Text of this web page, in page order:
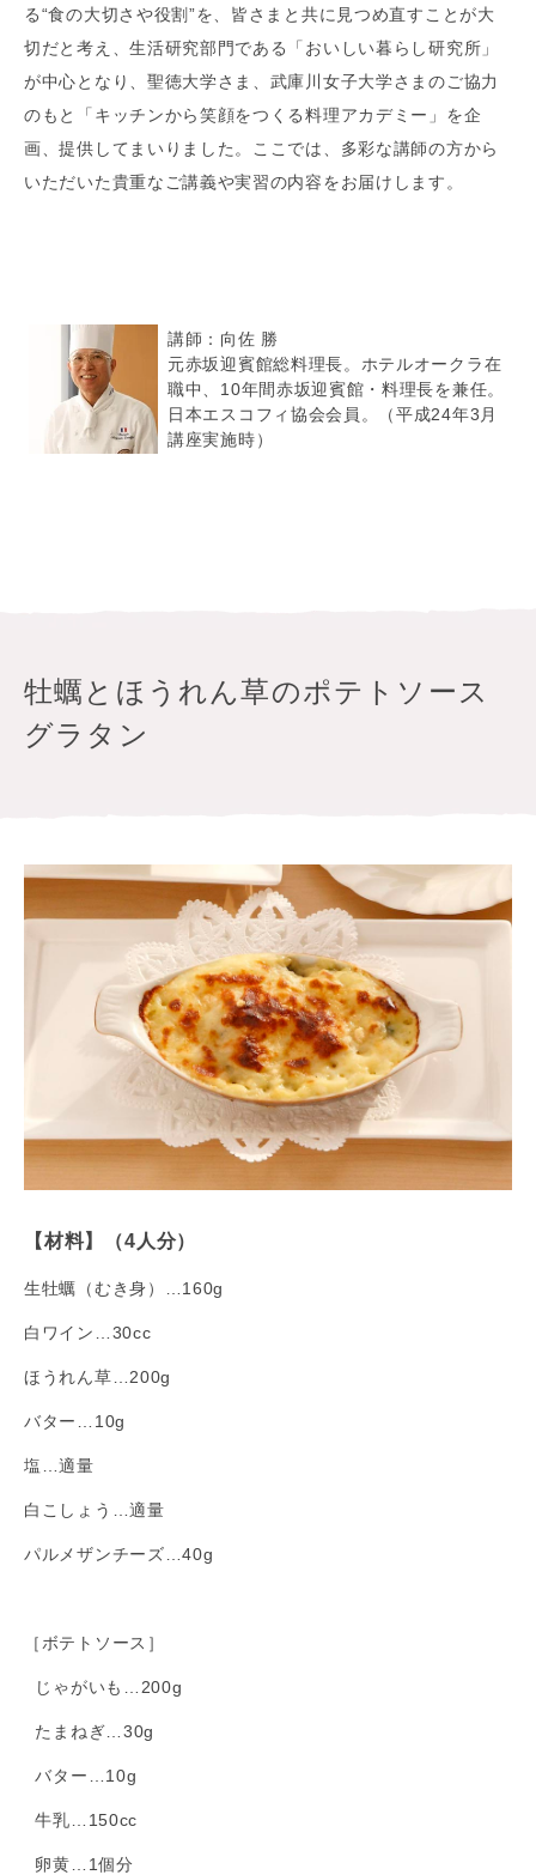
る“食の大切さや役割”を、皆さまと共に見つめ直すことが大
切だと考え、生活研究部門である「おいしい暮らし研究所」
が中心となり、聖徳大学さま、武庫川女子大学さまのご協力
のもと「キッチンから笑顔をつくる料理アカデミー」を企
画、提供してまいりました。ここでは、多彩な講師の方から
いただいた貴重なご講義や実習の内容をお届けします。
講師：向佐 勝
元赤坂迎賓館総料理長。ホテルオークラ在
職中、10年間赤坂迎賓館・料理長を兼任。
日本エスコフィ協会会員。（平成24年3月
講座実施時）
牡蠣とほうれん草のポテトソース
グラタン
【材料】（4人分）
生牡蠣（むき身）…160g
白ワイン…30cc
ほうれん草…200g
バター…10g
塩…適量
白こしょう…適量
パルメザンチーズ…40g
［ボテトソース］
じゃがいも…200g
たまねぎ…30g
バター…10g
牛乳…150cc
卵黄…1個分